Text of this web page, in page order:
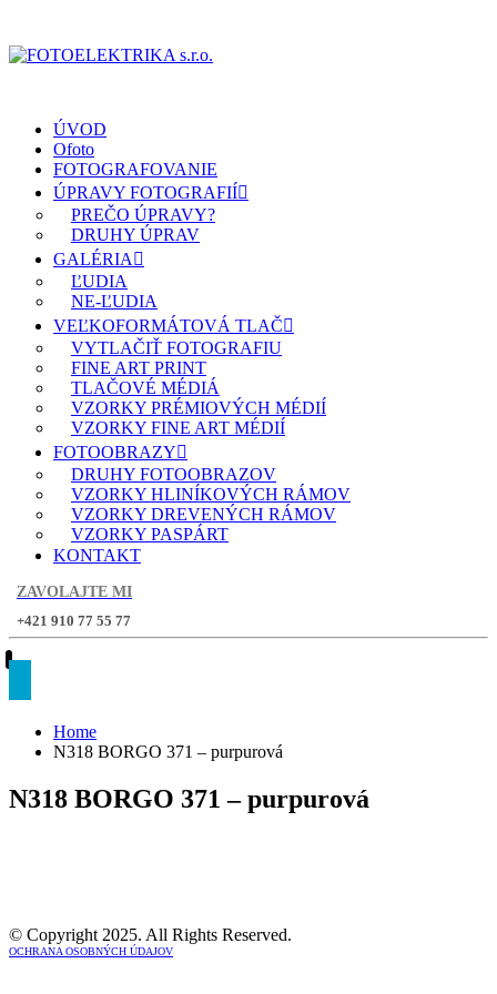
ÚVOD
Ofoto
FOTOGRAFOVANIE
ÚPRAVY FOTOGRAFIÍ
PREČO ÚPRAVY?
DRUHY ÚPRAV
GALÉRIA
ĽUDIA
NE-ĽUDIA
VEĽKOFORMÁTOVÁ TLAČ
VYTLAČIŤ FOTOGRAFIU
FINE ART PRINT
TLAČOVÉ MÉDIÁ
VZORKY PRÉMIOVÝCH MÉDIÍ
VZORKY FINE ART MÉDIÍ
FOTOOBRAZY
DRUHY FOTOOBRAZOV
VZORKY HLINÍKOVÝCH RÁMOV
VZORKY DREVENÝCH RÁMOV
VZORKY PASPÁRT
KONTAKT
ZAVOLAJTE MI
+421 910 77 55 77
Home
N318 BORGO 371 – purpurová
N318 BORGO 371 – purpurová
© Copyright 2025. All Rights Reserved.
OCHRANA OSOBNÝCH ÚDAJOV